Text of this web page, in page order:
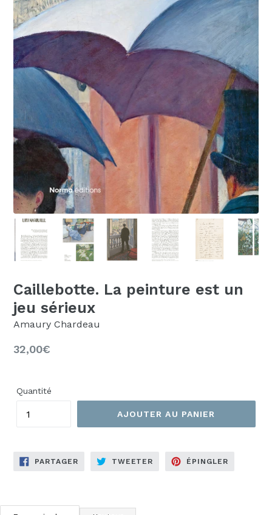
Caillebotte. La peinture est un
jeu sérieux
Amaury Chardeau
régulier
32,00€
Quantité
AJOUTER AU PANIER
PARTAGERPARTAGERTWEETER TWEETERÉPINGLER